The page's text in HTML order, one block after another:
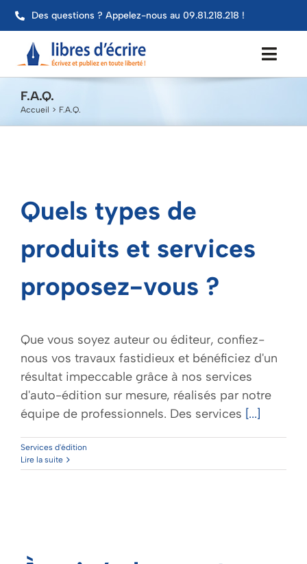
Passer
contenu
Des questions ? Appelez-nous au 09.81.218.218 !
Aide
Impression
Contact
Mon compte
Mon panier
F.A.Q.
Accueil F.A.Q.
Quels types de
produits et services
proposez-vous ?
Que vous soyez auteur ou éditeur, confiez-
nous vos travaux fastidieux et bénéficiez d'un
résultat impeccable grâce à nos services
d'auto-édition sur mesure, réalisés par notre
équipe de professionnels. Des services [...]
Services d'édition
Lire la suite